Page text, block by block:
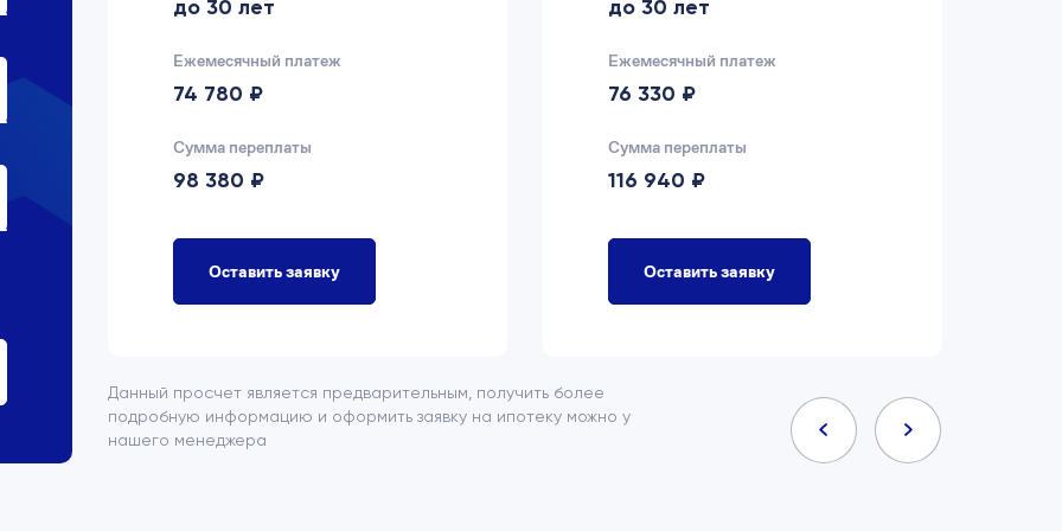
до 30 лет
Ежемесячный платеж
74 780 ₽
Сумма переплаты
98 380 ₽
Оставить заявку
до 30 лет
Ежемесячный платеж
76 330 ₽
Сумма переплаты
116 940 ₽
Оставить заявку
Данный просчет является предварительным, получить более
подробную информацию и оформить заявку на ипотеку можно у
нашего менеджера